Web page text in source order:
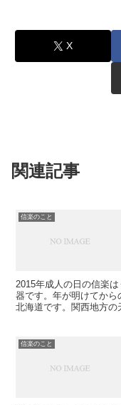
X
関連記事
信楽のこと
2015年成人の日の信楽
器です。年が明けてか
北海道です。関西地方
信楽のこと